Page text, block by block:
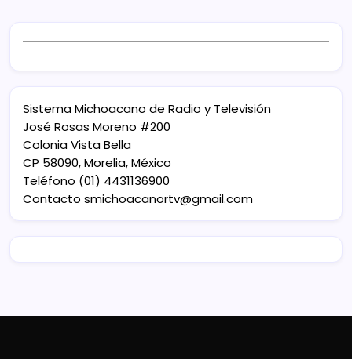
Sistema Michoacano de Radio y Televisión
José Rosas Moreno #200
Colonia Vista Bella
CP 58090, Morelia, México
Teléfono (01) 4431136900
Contacto smichoacanortv@gmail.com